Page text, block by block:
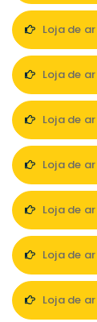
Loja de
Loja de
Loja de
Loja de
Loja de
Loja de
Loja de